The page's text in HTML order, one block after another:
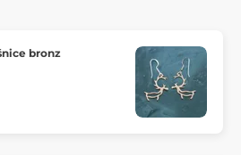
bronz